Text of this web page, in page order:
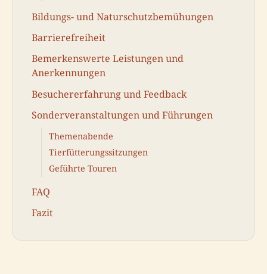
Bildungs- und Naturschutzbemühungen
Barrierefreiheit
Bemerkenswerte Leistungen und
Anerkennungen
Besuchererfahrung und Feedback
Sonderveranstaltungen und Führungen
Themenabende
Tierfütterungssitzungen
Geführte Touren
FAQ
Fazit